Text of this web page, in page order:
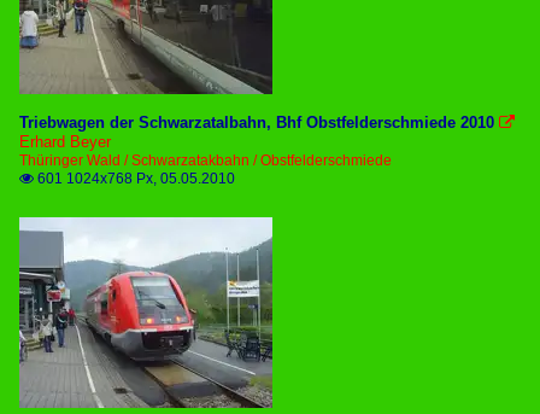
Triebwagen der Schwarzatalbahn, Bhf Obstfelderschmiede 2010 
Erhard Beyer
Thüringer Wald / Schwarzatakbahn / Obstfelderschmiede
 601 1024x768 Px, 05.05.2010